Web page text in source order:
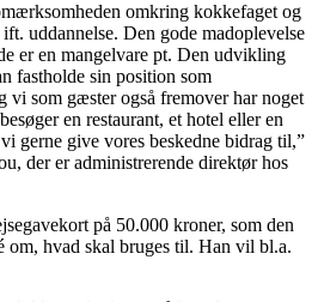
omkring kokkefaget og
uddannelse. Den gode madoplevelse
er en mangelvare pt. Den udvikling
fastholde sin position som
vi som gæster også fremover har noget
en restaurant, et hotel eller en
gerne give vores beskedne bidrag til,”
der er administrerende direktør hos
på 50.000 kroner, som den
om, hvad skal bruges til. Han vil bl.a.